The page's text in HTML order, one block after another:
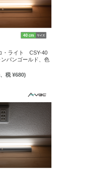
ライト CSY-40
パンゴールド、色
税 ¥680)